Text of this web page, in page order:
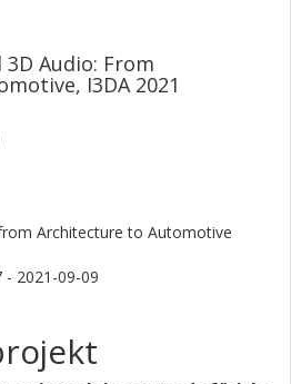
Audio: From
I3DA 2021
Architecture to Automotive
- 2021-09-09